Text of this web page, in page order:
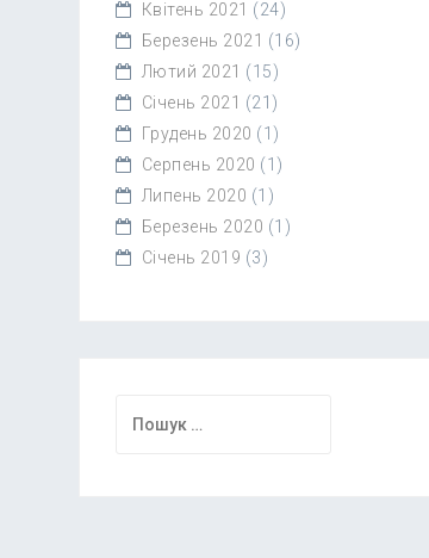
Квітень 2021 (24)
Березень 2021 (16)
Лютий 2021 (15)
Січень 2021 (21)
Грудень 2020 (1)
Серпень 2020 (1)
Липень 2020 (1)
Березень 2020 (1)
Січень 2019 (3)